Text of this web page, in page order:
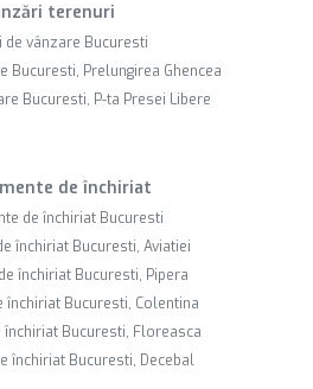
terenuri
de vânzare Bucuresti
Bucuresti, Prelungirea Ghencea
Bucuresti, P-ta Presei Libere
de închiriat
de închiriat Bucuresti
închiriat Bucuresti, Aviatiei
închiriat Bucuresti, Pipera
închiriat Bucuresti, Colentina
închiriat Bucuresti, Floreasca
închiriat Bucuresti, Decebal